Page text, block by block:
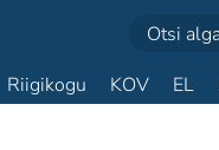
Riigikogu KOV EL